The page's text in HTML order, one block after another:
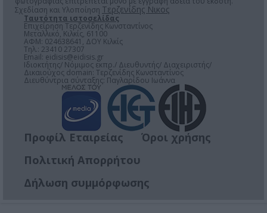
Σχεδίαση και Υλοποίηση Τερζενίδης Νικος
Ταυτότητα ιστοσελίδας
Επιχείρηση Τερζενίδης Κωνσταντίνος
Μεταλλικό, Κιλκίς, 61100
ΑΦΜ: 024638641, ΔΟΥ Κιλκίς
Τηλ.: 23410 27307
Email: eidisis@eidisis.gr
Ιδιοκτήτης/ Νόμιμος εκπρ./ Διευθυντής/ Διαχειριστής/
Δικαιούχος domain: Τερζενίδης Κωνσταντίνος
Διευθύντρια σύνταξης: Παγλαρίδου Ιωάννα
Προφίλ Εταιρείας
Όροι χρήσης
Πολιτική Απορρήτου
Δήλωση συμμόρφωσης